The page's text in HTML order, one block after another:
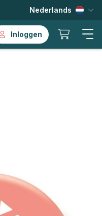
Nederlands
Inloggen